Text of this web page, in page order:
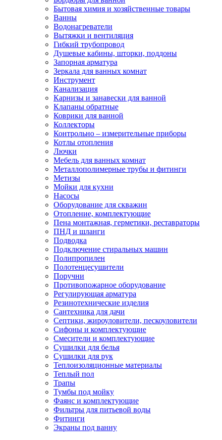
Бытовая химия и хозяйственные товары
Ванны
Водонагреватели
Вытяжки и вентиляция
Гибкий трубопровод
Душевые кабины, шторки, поддоны
Запорная арматура
Зеркала для ванных комнат
Инструмент
Канализация
Карнизы и занавески для ванной
Клапаны обратные
Коврики для ванной
Коллекторы
Контрольно – измерительные приборы
Котлы отопления
Лючки
Мебель для ванных комнат
Металлополимерные трубы и фитинги
Метизы
Мойки для кухни
Насосы
Оборудование для скважин
Отопление, комплектующие
Пена монтажная, герметики, реставраторы
ПНД и шланги
Подводка
Подключение стиральных машин
Полипропилен
Полотенцесушители
Поручни
Противопожарное оборудование
Регулирующая арматура
Резинотехнические изделия
Сантехника для дачи
Септики, жироуловители, пескоуловители
Сифоны и комплектующие
Смесители и комплектующие
Сушилки для белья
Сушилки для рук
Теплоизоляционные материалы
Теплый пол
Трапы
Тумбы под мойку
Фаянс и комплектующие
Фильтры для питьевой воды
Фитинги
Экраны под ванну